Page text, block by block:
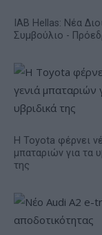
IAB Hellas: Νέα
Συμβούλιο -
Η Toyota φέρνει
μπαταριών για τα
της